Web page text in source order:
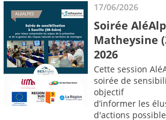
17/06/2026
Soirée
Matheysine
2026
Cette session
soirée de
objectif
d’informer les
d'actions